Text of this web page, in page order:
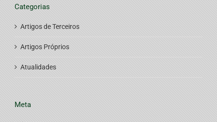
Categorias
Artigos de Terceiros
Artigos Próprios
Atualidades
Meta